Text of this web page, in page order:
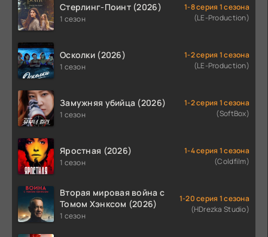
Стерлинг-Поинт (2026)
1 сезон
1-8 серия 1 сезона
(LE-Production)
Осколки (2026)
1 сезон
1-2 серия 1 сезона
(LE-Production)
Замужняя убийца (2026)
1 сезон
1-2 серия 1 сезона
(SoftBox)
Яростная (2026)
1 сезон
1-4 серия 1 сезона
(Coldfilm)
Вторая мировая война с
Томом Хэнксом (2026)
1 сезон
1-20 серия 1 сезона
(HDrezka Studio)